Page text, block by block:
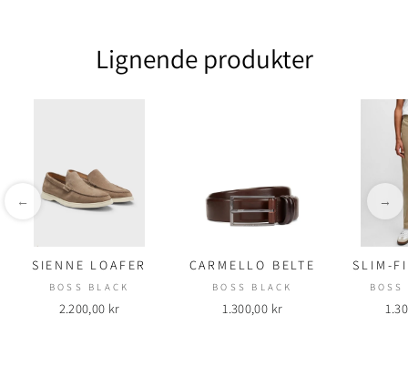
Lignende produkter
SIENNE LOAFER
BOSS BLACK
2.200,00 kr
CARMELLO BELTE
BOSS BLACK
1.300,00 kr
SLIM-
BOSS
← →